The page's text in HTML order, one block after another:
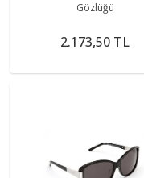
Gözlüğü
2.173,50 TL